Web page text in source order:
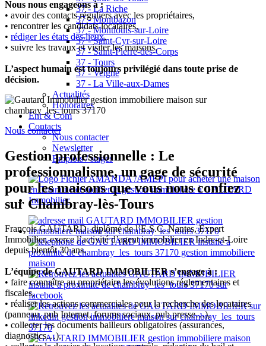
37 - La Riche
37 - Montbazon
37 - Montlouis-sur-Loire
37 - Saint-Cyr-sur-Loire
37 - Saint-Pierre-des-Corps
37 - Tours
37 - Veigné
37 - La Ville-aux-Dames
Actualités
Honoraires
Ent & Com
Contacts
Nous contacter
Newsletter
Emplois / stages
Nous nous engageons à :
• avoir des contacts réguliers avec les propriétaires,
• rencontrer les candidats locataires,
• rédiger les états des lieux,
• suivre les travaux et visiter les maisons.
L’aspect humain est toujours privilégié dans toute prise de
décision.
Nous contacter
Gestion professionnelle : Le
professionnalisme, un gage de sécurité
pour les maisons que vous nous confiez
sur Chambray-lès-Tours
François GAUTARD, diplômé de l’E.S.C. Nantes, Expert
Immobilier, exerce l’activité d’agent immobilier en Indre-et-Loire
depuis bientôt 30 ans.
L’équipe de GAUTARD IMMOBILIER s’engage à :
• faire connaître au propriétaire les évolutions réglementaires et
fiscales,
• réaliser les actions commerciales pour la recherche des locataires
(panneau, pub Internet, forums sociaux, pub presse…),
• collecter les documents bailleurs obligatoires (assurances,
diagnostics…),